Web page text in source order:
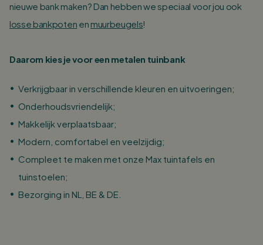
nieuwe bank maken? Dan hebben we speciaal voor jou ook
losse bankpoten en muurbeugels!
Daarom kies je voor een metalen tuinbank
Verkrijgbaar in verschillende kleuren en uitvoeringen;
Onderhoudsvriendelijk;
Makkelijk verplaatsbaar;
Modern, comfortabel en veelzijdig;
Compleet te maken met onze Max tuintafels en
tuinstoelen;
Bezorging in NL, BE & DE.